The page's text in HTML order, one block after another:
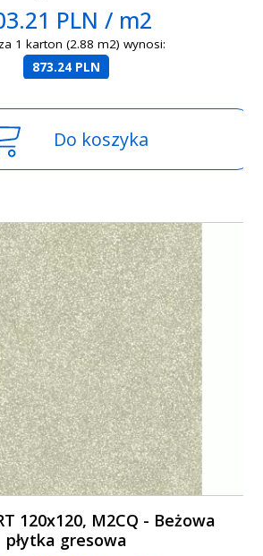
PLN / m2
1 karton (2.88 m2) wynosi:
873.24 PLN
Do koszyka
120x120, M2CQ - Beżowa
płytka gresowa